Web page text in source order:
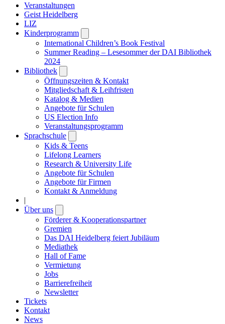
Veranstaltungen
Geist Heidelberg
LIZ
Kinderprogramm
submenu
International Children’s Book Festival
Summer Reading – Lesesommer der DAI Bibliothek
2024
Bibliothek
submenu
Öffnungszeiten & Kontakt
Mitgliedschaft & Leihfristen
Katalog & Medien
Angebote für Schulen
US Election Info
Veranstaltungsprogramm
Sprachschule
submenu
Kids & Teens
Lifelong Learners
Research & University Life
Angebote für Schulen
Angebote für Firmen
Kontakt & Anmeldung
|
Über uns
submenu
Förderer & Kooperationspartner
Gremien
Das DAI Heidelberg feiert Jubiläum
Mediathek
Hall of Fame
Vermietung
Jobs
Barrierefreiheit
Newsletter
Tickets
Kontakt
News